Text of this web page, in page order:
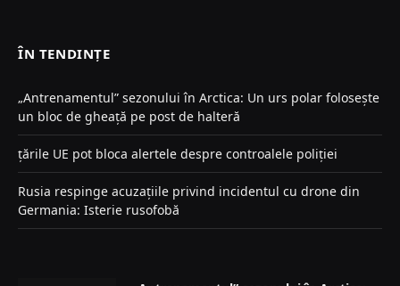
ÎN TENDINȚE
„Antrenamentul” sezonului în Arctica: Un urs polar folosește
un bloc de gheață pe post de halteră
țările UE pot bloca alertele despre controalele poliției
Rusia respinge acuzațiile privind incidentul cu drone din
Germania: Isterie rusofobă